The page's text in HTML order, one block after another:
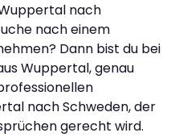
nach
nach einem
Dann bist du bei
Wuppertal, genau
nach Schweden, der
gerecht wird.